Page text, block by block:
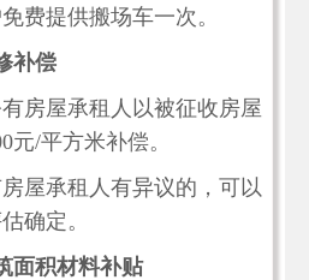
费提供搬场车一次。
装修补偿
房屋承租人以被征收房屋
元/平方米补偿。
屋承租人有异议的，可以
确定。
面积材料补贴